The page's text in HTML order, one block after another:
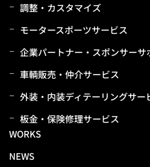
調整・カスタマイズ
モータースポーツサービス
企業パートナー・スポンサーサ
⾞輌販売・仲介サービス
外装・内装ディテーリングサー
板⾦・保険修理サービス
WORKS
NEWS